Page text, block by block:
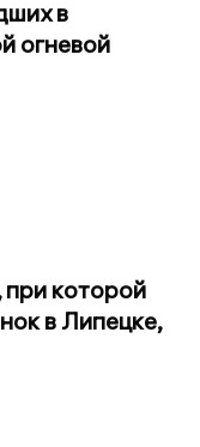
в
огневой
которой
в Липецке,